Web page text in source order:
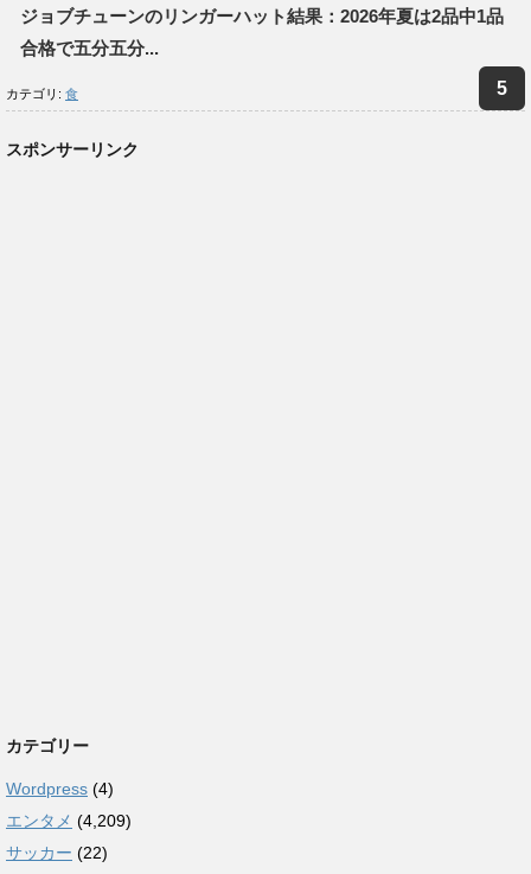
ジョブチューンのリンガーハット結果：2026年夏は2品中1品
合格で五分五分...
カテゴリ: 食
スポンサーリンク
カテゴリー
Wordpress (4)
エンタメ (4,209)
サッカー (22)